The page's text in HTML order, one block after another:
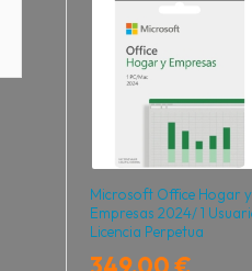
Microsoft Office Hogar y
Empresas 2024/ 1
Licencia Perpetua